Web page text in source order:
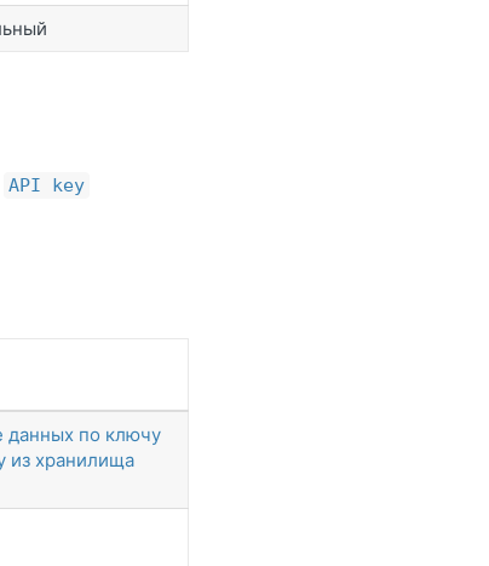
API key
данных по ключу
из хранилища